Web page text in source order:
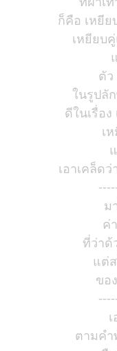
ก็คือ เหยีย
เหยียบ
ตัว
ในรูปลั
ดีในเรื่อ
เ
เอาเคล็ด
ม
ค่
ที่ว่าด้
แต่
ขอ
ตามคำ